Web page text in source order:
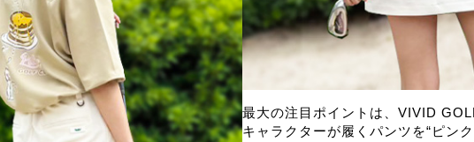
最大の注目ポイントは、VIVID
キャラクターが履くパンツを“ピン